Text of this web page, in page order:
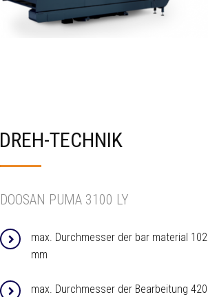
DREH-TECHNIK
DOOSAN PUMA 3100 LY
max. Durchmesser der bar material 102
mm
max. Durchmesser der Bearbeitung 420